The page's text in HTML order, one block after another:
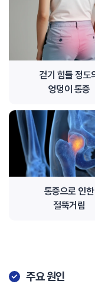
걷기 힘들 정도
엉덩이 통증
통증으로 인한
절뚝거림
주요 원인